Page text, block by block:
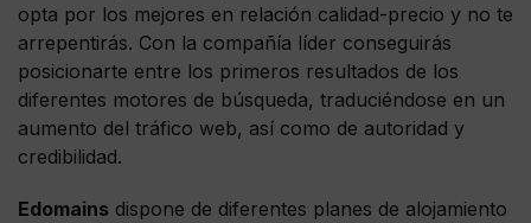
opta por los mejores en relación calidad-precio y no te
arrepentirás. Con la compañía líder conseguirás
posicionarte entre los primeros resultados de los
diferentes motores de búsqueda, traduciéndose en un
aumento del tráfico web, así como de autoridad y
credibilidad.
Edomains dispone de diferentes planes de alojamiento